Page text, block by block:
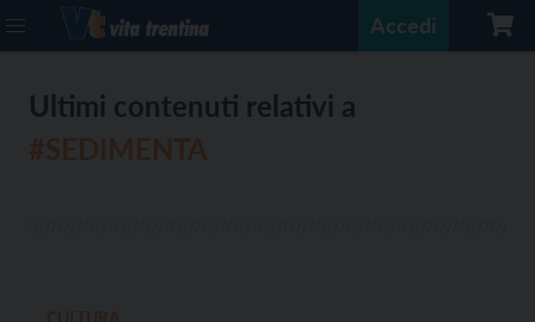
Accedi
Ultimi contenuti relativi a